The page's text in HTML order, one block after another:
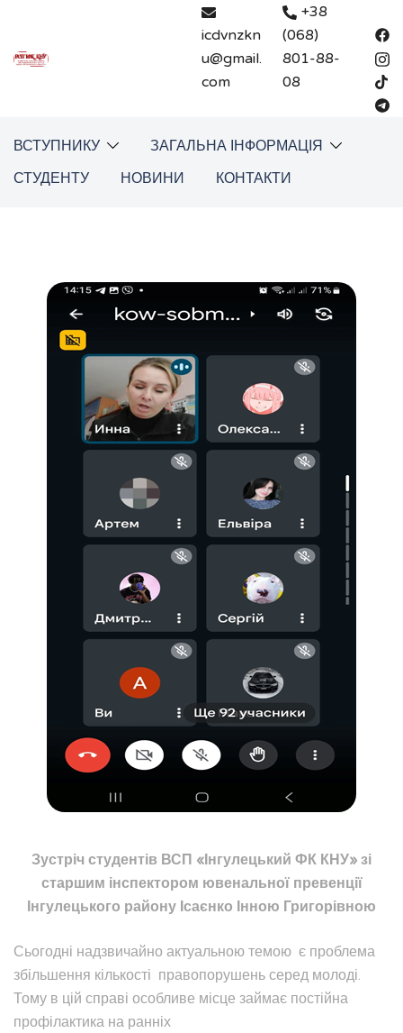
вмісту
icdvnzkn
u@gmail.
com
+38
(068)
801-88-
08
ВСТУПНИКУ
ЗАГАЛЬНА ІНФОРМАЦІЯ
СТУДЕНТУ
НОВИНИ КОНТАКТИ
Зустріч студентів ВСП «Інгулецький ФК КНУ» зі
старшим інспектором ювенальної превенції
Інгулецького району Ісаєнко Інною Григорівною
Сьогодні надзвичайно актуальною темою є проблема
збільшення кількості правопорушень серед молоді.
Тому в цій справі особливе місце займає постійна
профілактика на ранніх